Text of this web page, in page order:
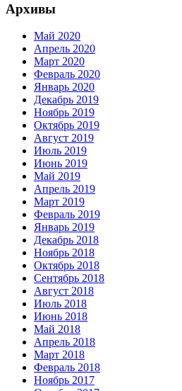
Архивы
Май 2020
Апрель 2020
Март 2020
Февраль 2020
Январь 2020
Декабрь 2019
Ноябрь 2019
Октябрь 2019
Август 2019
Июль 2019
Июнь 2019
Май 2019
Апрель 2019
Март 2019
Февраль 2019
Январь 2019
Декабрь 2018
Ноябрь 2018
Октябрь 2018
Сентябрь 2018
Август 2018
Июль 2018
Июнь 2018
Май 2018
Апрель 2018
Март 2018
Февраль 2018
Ноябрь 2017